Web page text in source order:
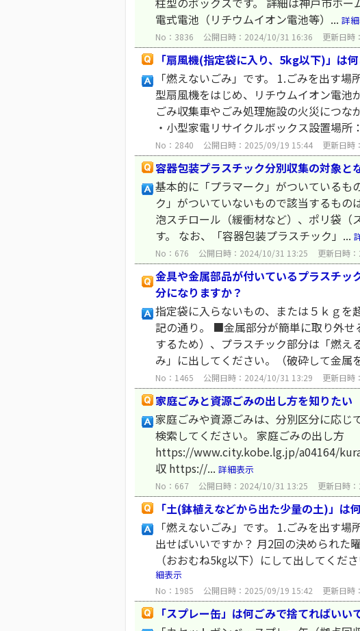
電式電池（リチウムイオン電池等）... 詳
No：3836 公開日時：2024/10/31 16:36 更新日時
「扇風機(指定袋に入り、5kg以下)」は
「燃えないごみ」です。 1.ごみを出す
型扇風機をはじめ、リチウムイオン電池
ごみ収集車やごみ処理施設の火災につな
・小型家電リサイクルボックス設置場所
No：2840 公開日時：2025/09/19 15:44 更新日時
容器包装プラスチック分別収集の対象と
基本的に「プラマーク」がついている
ク」がついていないもので該当するも
泡スチロール（緩衝材など）、ポリ袋
す。 なお、「容器包装プラスチック」...
No：676 公開日時：2024/10/31 13:25 更新日時
金具や金属部品が付いているプラスチッ
分になりますか？
指定袋に入らないもの、または５ｋｇを
記の通り。 ■金属部分が簡単に取り外せ
するため）、プラスチック部分は「燃
み」に出してください。（破砕して金属
No：1465 公開日時：2024/10/31 13:29 更新日時
家庭ごみと資源ごみの出し方を知りたい
家庭ごみや資源ごみは、分別区分に応
検索してください。 家庭ごみの出し方
https://www.city.kobe.lg.jp/a04164/
収 https://... 詳細表示
No：667 公開日時：2024/10/31 13:25 更新日時
「土(鉢植えなどから出た少量の土)」は
「燃えないごみ」です。 1.ごみを出す
出せばいいですか？ 月2回の決められた
（おおむね5㎏以下）にして出してく
細表示
No：1985 公開日時：2025/09/19 15:42 更新日時
「スプレー缶」は何ごみで捨てればいい